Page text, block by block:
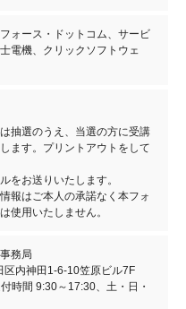
ォース・ドットコム、サービ
電機、クリックソフトウェ
抽選のうえ、当選の方に受講
ます。プリントアウトをして
をお送りいたします。
報はご本人の承諾なく本フォ
使用いたしません。
務局
内神田1-6-10笠原ビル7F
時間 9:30～17:30、土・日・